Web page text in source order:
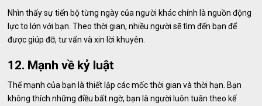
Nhìn thấy sự tiến bộ từng ngày của người khác chính là nguồn động
lực to lớn với bạn. Theo thời gian, nhiều người sẽ tìm đến bạn để
được giúp đỡ, tư vấn và xin lời khuyên.
12. Mạnh về kỷ luật
Thế mạnh của bạn là thiết lập các mốc thời gian và thời hạn. Bạn
không thích những điều bất ngờ, bạn là người luôn tuân theo kế